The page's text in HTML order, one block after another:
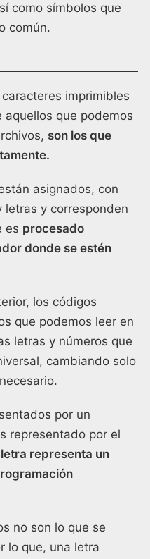
como símbolos que
común.
imprimibles
que podemos
son los que
asignados, con
letras y corresponden
es procesado
donde se estén
los códigos
que podemos leer en
letras y números que
cambiando solo
por un
representado por el
representa un
no son lo que se
lo que, una letra